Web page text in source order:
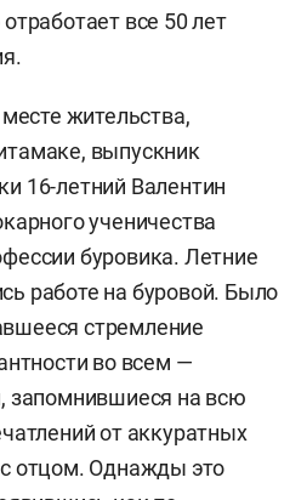
все 50 лет
жительства,
выпускник
16-летний Валентин
ученичества
буровика. Летние
работе на буровой. Было
стремление
во всем —
запомнившиеся на всю
от аккуратных
отцом. Однажды это